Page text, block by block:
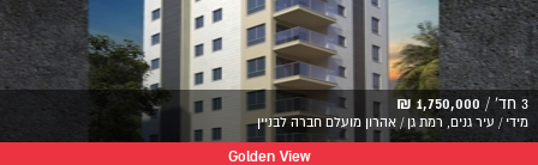
3 חד' / 1,750,000 ₪
מידי / עיר גנים, רמת גן / אהרון מועלם חברה לבניין
Golden View